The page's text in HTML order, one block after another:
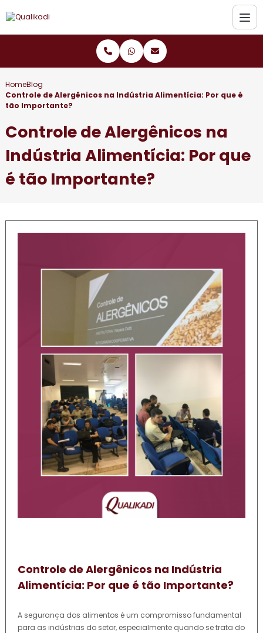
HomeBlog
Controle de Alergênicos na Indústria Alimentícia: Por que é
tão Importante?
Controle de Alergênicos na
Indústria Alimentícia: Por que
é tão Importante?
Controle de Alergênicos na Indústria
Alimentícia: Por que é tão Importante?
A segurança dos alimentos é um compromisso fundamental
para as indústrias do setor, especialmente quando se trata do